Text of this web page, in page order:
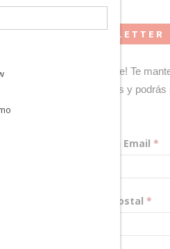
NEWSLETTER
¡Regístrate! Te
novedades y
Dirección Email *
Código Postal *